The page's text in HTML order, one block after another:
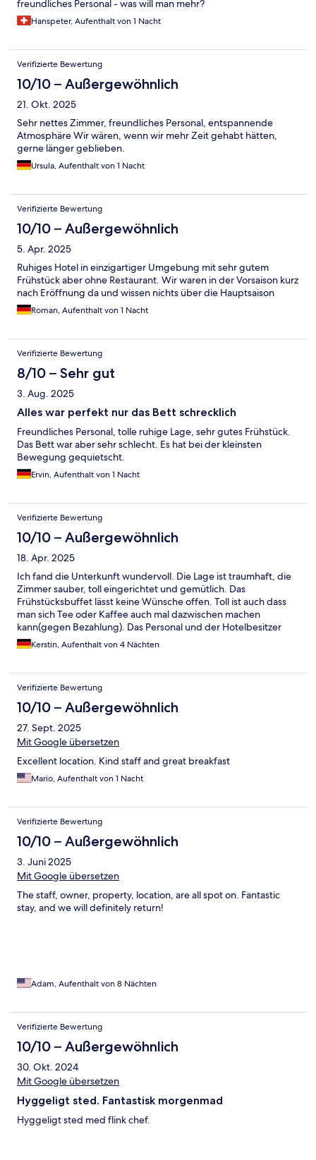
freundliches Personal - was will man mehr?
Hanspeter, Aufenthalt von 1 Nacht
Verifizierte Bewertung
10/10 – Außergewöhnlich
21. Okt. 2025
Sehr nettes Zimmer, freundliches Personal, entspannende
Atmosphäre Wir wären, wenn wir mehr Zeit gehabt hätten,
gerne länger geblieben.
Ursula, Aufenthalt von 1 Nacht
Verifizierte Bewertung
10/10 – Außergewöhnlich
5. Apr. 2025
Ruhiges Hotel in einzigartiger Umgebung mit sehr gutem
Frühstück aber ohne Restaurant. Wir waren in der Vorsaison kurz
nach Eröffnung da und wissen nichts über die Hauptsaison
Roman, Aufenthalt von 1 Nacht
Verifizierte Bewertung
8/10 – Sehr gut
3. Aug. 2025
Alles war perfekt nur das Bett schrecklich
Freundliches Personal, tolle ruhige Lage, sehr gutes Frühstück.
Das Bett war aber sehr schlecht. Es hat bei der kleinsten
Bewegung gequietscht.
Ervin, Aufenthalt von 1 Nacht
Verifizierte Bewertung
10/10 – Außergewöhnlich
18. Apr. 2025
Ich fand die Unterkunft wundervoll. Die Lage ist traumhaft, die
Zimmer sauber, toll eingerichtet und gemütlich. Das
Frühstücksbuffet lässt keine Wünsche offen. Toll ist auch dass
man sich Tee oder Kaffee auch mal dazwischen machen
kann(gegen Bezahlung). Das Personal und der Hotelbesitzer
sind sehr nett und ihnen ist das Wohl der Gäste sehr wichtig. Die
Umgebung ist ruhig und traumhaft. In wenigen Minuten ist man
Bänken und im Sommer kann dort auch gebadet werden.
Einfach nur zu empfehlen! Nach Lindau Insel kann man in ein
paar Minuten mit dem Auto fahren oder mit dem Bus.
Kerstin, Aufenthalt von 4 Nächten
Verifizierte Bewertung
10/10 – Außergewöhnlich
27. Sept. 2025
Mit Google übersetzen
Excellent location. Kind staff and great breakfast
Mario, Aufenthalt von 1 Nacht
Verifizierte Bewertung
10/10 – Außergewöhnlich
3. Juni 2025
Mit Google übersetzen
The staff, owner, property, location, are all spot on. Fantastic
stay, and we will definitely return!
Adam, Aufenthalt von 8 Nächten
Verifizierte Bewertung
10/10 – Außergewöhnlich
30. Okt. 2024
Mit Google übersetzen
Hyggeligt sted. Fantastisk morgenmad
Hyggeligt sted med flink chef.